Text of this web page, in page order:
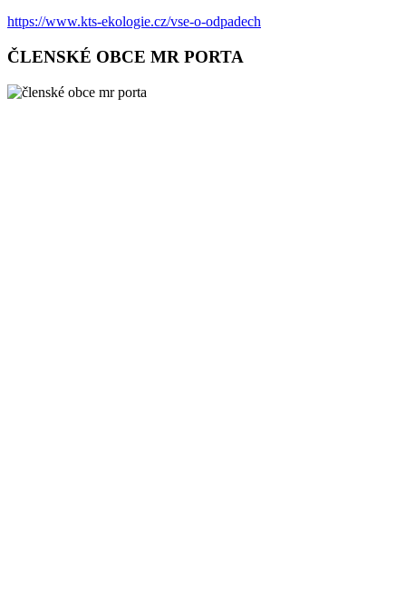
https://www.kts-ekologie.cz/vse-o-odpadech
ČLENSKÉ OBCE MR PORTA